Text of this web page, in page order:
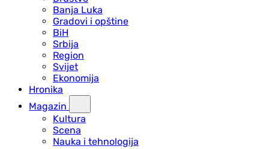
Banja Luka
Gradovi i opštine
BiH
Srbija
Region
Svijet
Ekonomija
Hronika
Magazin
Kultura
Scena
Nauka i tehnologija